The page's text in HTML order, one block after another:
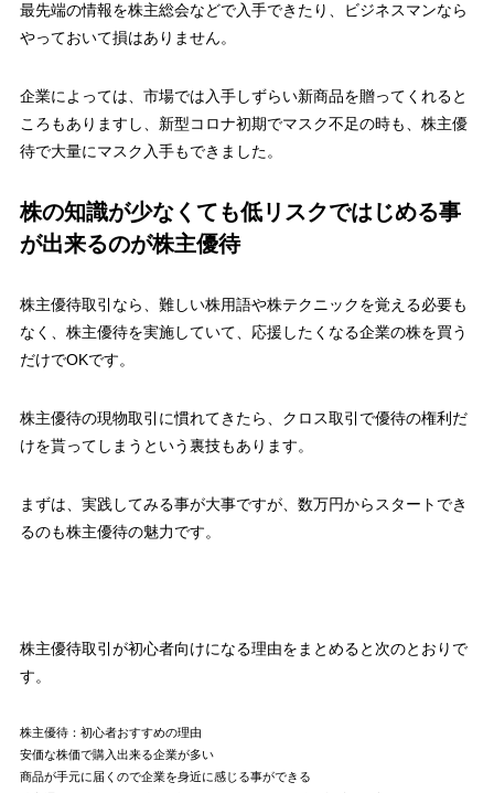
最先端の情報を株主総会などで入手できたり、ビジネスマンなら
やっておいて損はありません。
企業によっては、市場では入手しずらい新商品を贈ってくれると
ころもありますし、新型コロナ初期でマスク不足の時も、株主優
待で大量にマスク入手もできました。
株の知識が少なくても低リスクではじめる事
が出来るのが株主優待
株主優待取引なら、難しい株用語や株テクニックを覚える必要も
なく、株主優待を実施していて、応援したくなる企業の株を買う
だけでOKです。
株主優待の現物取引に慣れてきたら、クロス取引で優待の権利だ
けを貰ってしまうという裏技もあります。
まずは、実践してみる事が大事ですが、 数万円からスタートでき
るのも株主優待の魅力です。
株主優待取引が初心者向けになる理由をまとめると次のとおりで
す。
株主優待：初心者おすすめの理由
安価な株価で購入出来る企業が多い
商品が手元に届くので企業を身近に感じる事ができる